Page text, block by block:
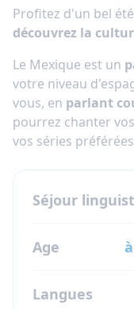
Profitez d'un bel
découvrez la
Le Mexique est un
votre niveau
vous, en parlant
pourrez chanter
vos séries
Séjour
Age
Langues